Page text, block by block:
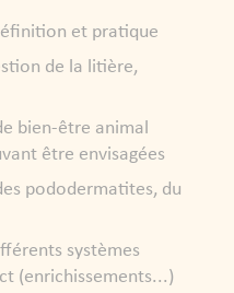
et pratique
de la litière,
bien-être animal
être envisagées
pododermatites, du
systèmes
(enrichissements...)